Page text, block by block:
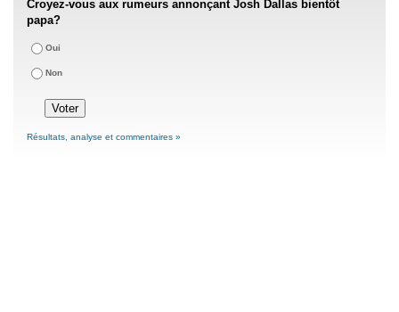
Croyez-vous aux rumeurs annonçant Josh Dallas bientôt
papa?
Oui
Non
Résultats, analyse et commentaires »